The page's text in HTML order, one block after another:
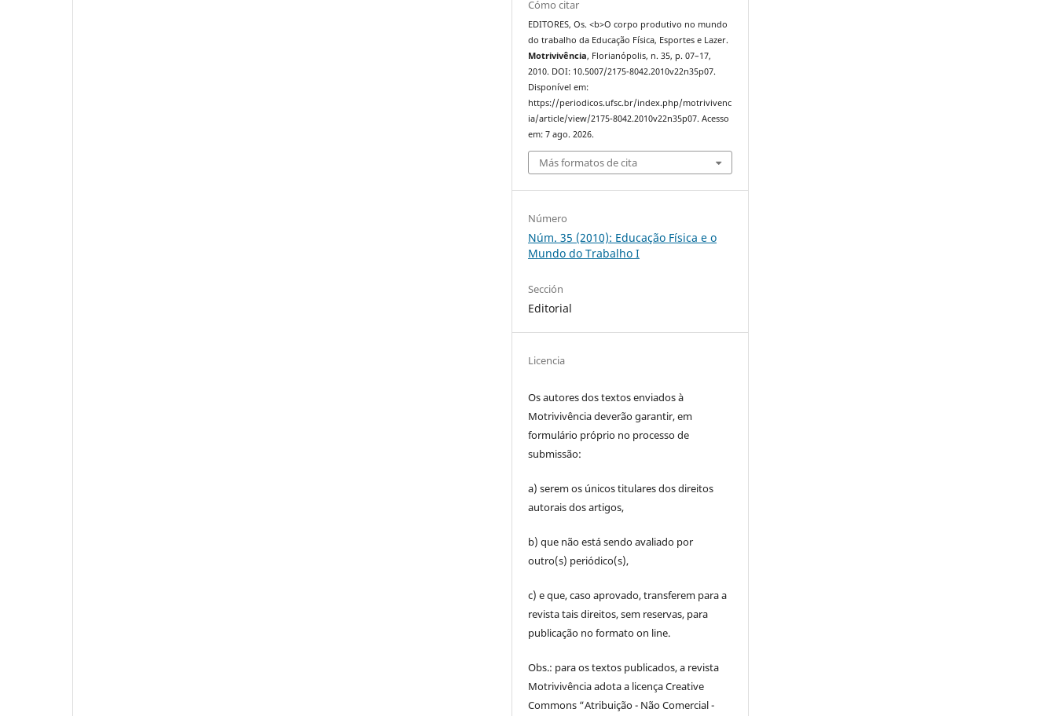
Cómo citar
EDITORES, Os. <b>O corpo produtivo no mundo
do trabalho da Educação Física, Esportes e Lazer.
Motrivivência, Florianópolis, n. 35, p. 07–17,
2010. DOI: 10.5007/2175-8042.2010v22n35p07.
Disponível em:
https://periodicos.ufsc.br/index.php/motrivivenc
ia/article/view/2175-8042.2010v22n35p07. Acesso
em: 7 ago. 2026.
Más formatos de cita
Número
Núm. 35 (2010): Educação Física e o
Mundo do Trabalho I
Sección
Editorial
Licencia
Os autores dos textos enviados à
Motrivivência deverão garantir, em
formulário próprio no processo de
submissão:
a) serem os únicos titulares dos direitos
autorais dos artigos,
b) que não está sendo avaliado por
outro(s) periódico(s),
c) e que, caso aprovado, transferem para a
revista tais direitos, sem reservas, para
publicação no formato on line.
Obs.: para os textos publicados, a revista
Motrivivência adota a licença Creative
Commons “Atribuição - Não Comercial -